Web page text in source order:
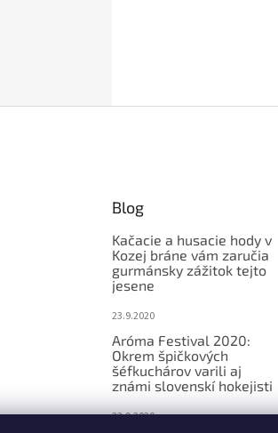
Blog
Kačacie a husacie hody v
Kozej bráne vám zaručia
gurmánsky zážitok tejto
jesene
23.9.2020
Aróma Festival 2020:
Okrem špičkových
šéfkuchárov varili aj
známi slovenskí hokejisti
23.9.2020